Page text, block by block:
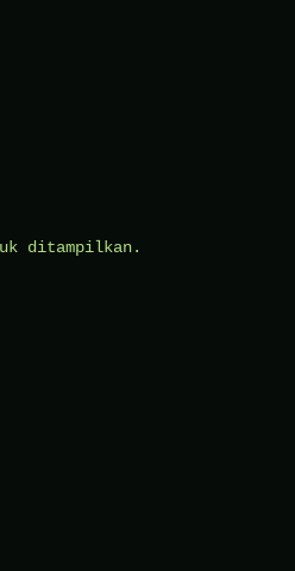
ditampilkan.